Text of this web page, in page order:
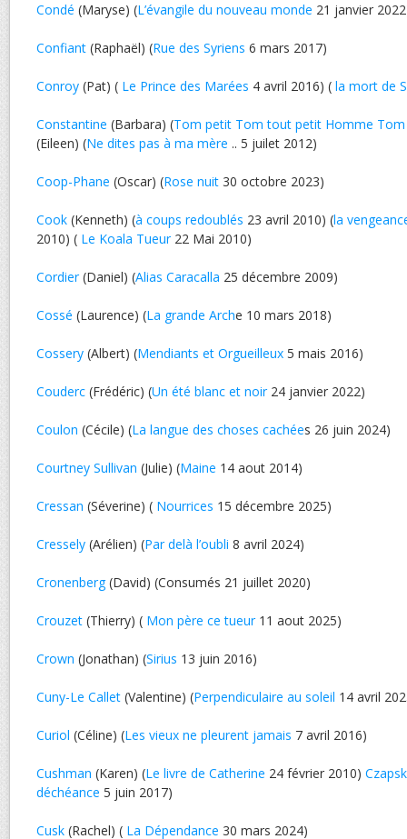
Condé (Maryse) (L’évangile du nouveau monde 21 janvier
Confiant (Raphaël) (Rue des Syriens 6 mars 2017)
Conroy (Pat) ( Le Prince des Marées 4 avril 2016) ( la mort de
Constantine (Barbara) (Tom petit Tom tout petit Homme Tom
(Eileen) (Ne dites pas à ma mère .. 5 juilet 2012)
Coop-Phane (Oscar) (Rose nuit 30 octobre 2023)
Cook (Kenneth) (à coups redoublés 23 avril 2010) (la
2010) ( Le Koala Tueur22 Mai 2010)
Cordier(Daniel) (Alias Caracalla 25 décembre 2009)
Cossé (Laurence) (La grande Arche 10 mars 2018)
Cossery (Albert) (Mendiants et Orgueilleux 5 mais 2016)
Couderc (Frédéric) (Un été blanc et noir24 janvier 2022)
Coulon (Cécile) (La langue des choses cachées 26 juin 2024)
Courtney Sullivan (Julie) (Maine 14 aout 2014)
Cressan (Séverine) ( Nourrices 15 décembre 2025)
Cressely (Arélien) (Par delà l’oubli 8 avril 2024)
Cronenberg(David) (Consumés 21 juillet 2020)
Crouzet (Thierry) ( Mon père ce tueur11 aout 2025)
Crown (Jonathan) (Sirius 13 juin 2016)
Cuny-Le Callet (Valentine) (Perpendiculaire au soleil 14 avril
Curiol (Céline) (Les vieux ne pleurent jamais 7 avril 2016)
Cushman (Karen) (Le livre de Catherine 24 février 2010)
déchéance 5 juin 2017)
Cusk (Rachel) ( La Dépendance 30 mars 2024)